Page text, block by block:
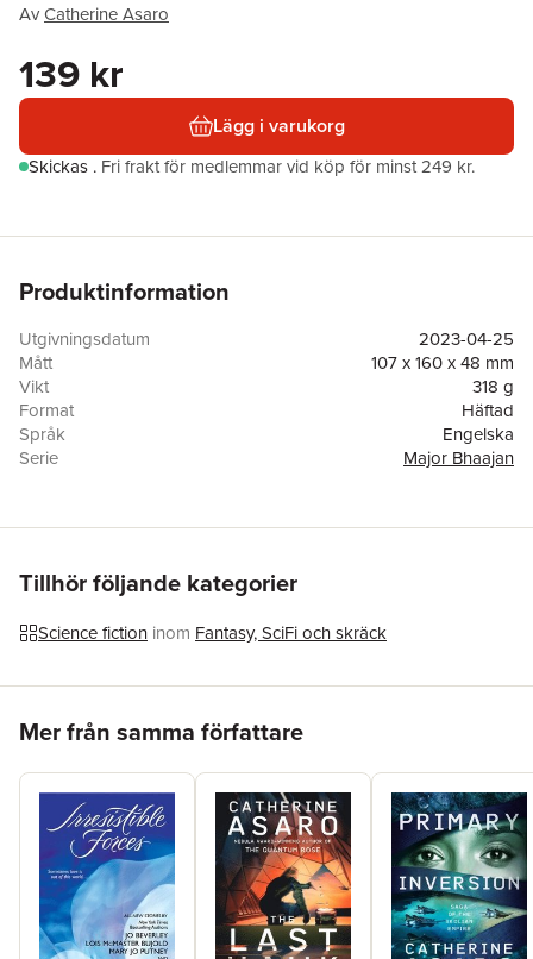
AvCatherine Asaro
139 kr
Lägg i varukorg
Skickas . Fri frakt för medlemmar vid köp för minst 249 kr.
Produktinformation
Utgivningsdatum
2023-04-25
Mått
107 x 160 x 48 mm
Vikt
318 g
Format
Häftad
Språk
Engelska
Serie
Major Bhaajan
ISBN
9781982192761
Tillhör följande kategorier
Science fiction inom Fantasy, SciFi och skräck
Mer från samma författare